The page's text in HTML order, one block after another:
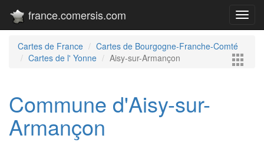
france.comersis.com
Cartes de France
Cartes de Bourgogne-Franche-Comté
Cartes de l' Yonne
Aisy-sur-Armançon
Commune d'Aisy-sur-
Armançon